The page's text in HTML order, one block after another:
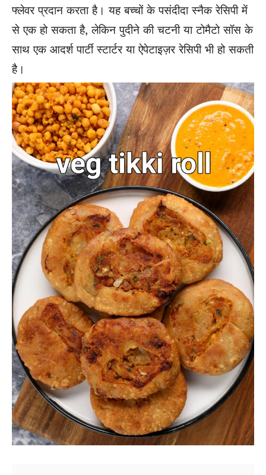
फ्लेवर प्रदान करता है। यह बच्चों के पसंदीदा स्नैक रेसिपी में
से एक हो सकता है, लेकिन पुदीने की चटनी या टोमैटो सॉस के
साथ एक आदर्श पार्टी स्टार्टर या ऐपेटाइज़र रेसिपी भी हो सकती
है।